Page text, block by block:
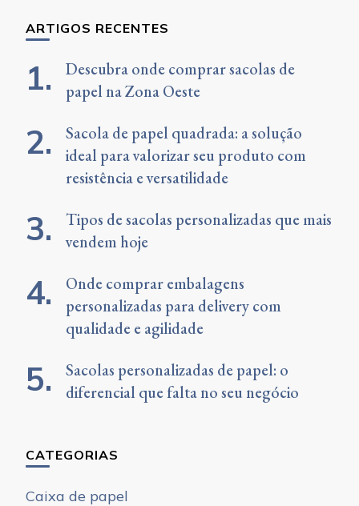
ARTIGOS RECENTES
Descubra onde comprar sacolas de
papel na Zona Oeste
Sacola de papel quadrada: a solução
ideal para valorizar seu produto com
resistência e versatilidade
Tipos de sacolas personalizadas que mais
vendem hoje
Onde comprar embalagens
personalizadas para delivery com
qualidade e agilidade
Sacolas personalizadas de papel: o
diferencial que falta no seu negócio
CATEGORIAS
Caixa de papel